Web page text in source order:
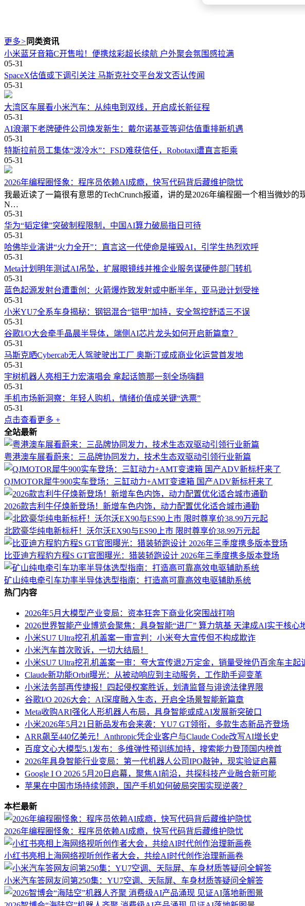
更多> 同类资讯
小米蓝牙音箱C开售啦！便携炫彩超长续航 户外聚会氛围感拉满
05-31
SpaceX估值或下调引关注 马斯克社交平台发文否认传闻
05-31
大湾区车展看小米汽车：从纯电到双线，开启成长新征程
05-31
AI浪潮下老牌硬件公司焕发新生：戴尔诺基亚等迎估值重排新机遇
05-31
特斯拉前员工集体“泼冷水”：FSD难获信任，Robotaxi遭直言拒乘
05-31
2026年编程圈怪象：程序员依赖AI成瘾，快写代码背后藏维护隐忧
我最近读了一篇很有意思的TechCrunch报道，讲的是2026年编程圈一个相当微妙
N…
05-31
华为“韬定律”突破制程限制，中国AI算力破局指日可待
05-31
哈佛毕业演讲“火力全开”：直言这一代使命是摧毁AI，引学生热烈欢呼
05-31
Meta计划明年测试AI吊坠，扩展眼镜线并推企业服务谋硬件部门转机
05-31
蓝色起源发射台遭重创：火箭爆炸致发射或中断半年，亚马逊计划受挫
05-31
小米YU7全系车身揭秘：钢铝混合“铠甲”加持，安全驾控舒适三不误
05-31
谷歌I/O大会牵手晶晨半导体，端侧AI芯片龙头如何开启新篇章？
05-31
马斯克晒Cybercab无人驾驶驶出工厂 奥斯汀或成商业化运营首发地
05-31
宇树机器人亮相王力宏演唱会 拿起话筒那一刻全场嗨翻
05-31
手机市场新洞察：年轻人购机，情绪价值成关键“选票”
05-31
点击查看更多 +
全站最新
粤港澳车展看蔚来：三品牌协同发力，技术生态双驱动引领行业新篇
QJMOTOR犀牛900实车登场：三缸动力+AMT变速箱 国产ADV新标杆来了
2026款吉利牛仔焕新登场！新增车色内饰，动力配置优化适合城市通勤
北欧豪华纯电新标杆！沃尔沃EX90与ES90上市 限时尊享价38.99万元起
比亚迪方程豹方程S GT官图曝光：猎装轿跑设计 2026年三季度携多版本登场
矿山纯电牵引车功率半导体选型指南：打造高可靠高效电驱辅助系统
热门内容
2026年5月大模型产业变局：资本狂奔下商业化突围战打响
2026世界智能产业博览会聚焦：具身智能“进厂” 算力筑基 天津成AI实干核心
小米SU7 Ultra挖孔机盖案一审宣判：小米夸大宣传但不构成欺诈
小米汽车首次败诉，一切大结局！
小米SU7 Ultra挖孔机盖案一审：夸大宣传退2万定金，销量受挫仍百余车主起
Claude新功能Orbit曝光：从被动响应到主动服务，工作助手迎变革
小米法务部再传捷报！四起侵权案胜诉，划清监督与诽谤法律界限
谷歌I/O 2026大会：AI深度融入生态，开启全场景智能新篇章
Meta收购ARI强化人形机器人布局，具身智能或成AI发展新突破口
小米2026年5月21日新品发布会来袭：YU7 GT领衔，多款生态新品齐登场
ARR飙至440亿美元！Anthropic凭企业客户与Claude Code改写AI增长史
百度文心大模型5.1发布：多维弹性预训练加持，搜索能力登顶国内榜首
2026年具身智能行业变局：第一代机器人公司IPO敲钟，现实验证启幕
Google I O 2026 5月20日启幕，聚焦AI前沿，共探科技产业融合新可能
苹果在中国市场持续领跑，国产手机如何破局突围实现逆袭？
本栏最新
2026年编程圈怪象：程序员依赖AI成瘾，快写代码背后藏维护隐忧
小红书亮相上海网络视听创作者大会，共绘AI时代创作治理新画卷
小米汽车答网友问第250集：YU7空调、天际屏、车身材质等疑问全解答